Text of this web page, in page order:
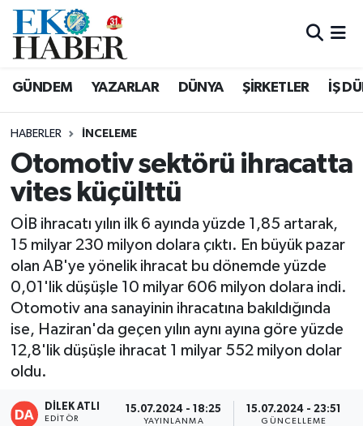
GÜNDEM YAZARLAR DÜNYA ŞİRKETLER İŞ
HABERLER İNCELEME
Otomotiv sektörü ihracatta
vites küçülttü
OİB ihracatı yılın ilk 6 ayında yüzde 1,85 artarak,
15 milyar 230 milyon dolara çıktı. En büyük pazar
olan AB'ye yönelik ihracat bu dönemde yüzde
0,01'lik düşüşle 10 milyar 606 milyon dolara indi.
Otomotiv ana sanayinin ihracatına bakıldığında
ise, Haziran'da geçen yılın aynı ayına göre yüzde
12,8'lik düşüşle ihracat 1 milyar 552 milyon dolar
oldu.
DİLEK ATLI
EDITÖR
15.07.2024 - 18:25
YAYINLANMA
15.07.2024 - 23:51
GÜNCELLEME
Hava Durumu
Tüm Manşetler
Son Dakika Haberleri
Haber Arşivi